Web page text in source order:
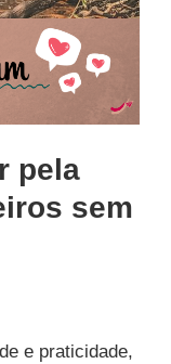
pela
sem
e praticidade,